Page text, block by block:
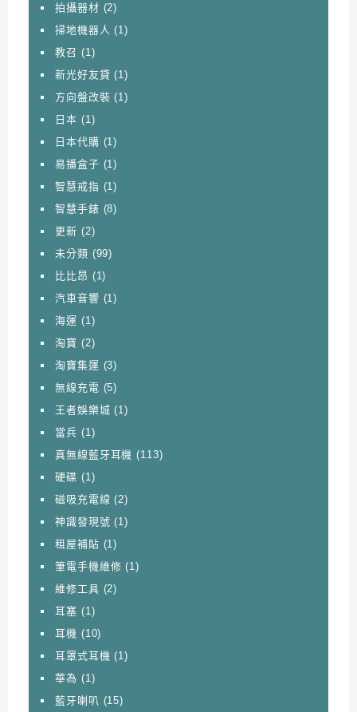
拍攝器材 (2)
掃地機器人 (1)
教召 (1)
新光好友貸 (1)
方向盤改裝 (1)
日本 (1)
日本代購 (1)
易播盒子 (1)
智慧戒指 (1)
智慧手錶 (8)
更新 (2)
未分類 (99)
比比昂 (1)
汽車音響 (1)
海運 (1)
淘寶 (2)
淘寶集運 (3)
無線充電 (5)
王者娛樂城 (1)
當兵 (1)
真無線藍牙耳機 (113)
硬碟 (1)
磁吸充電線 (2)
神識發現號 (1)
租屋補貼 (1)
筆電手機維修 (1)
維修工具 (2)
耳塞 (1)
耳機 (10)
耳罩式耳機 (1)
華為 (1)
藍牙喇叭 (15)